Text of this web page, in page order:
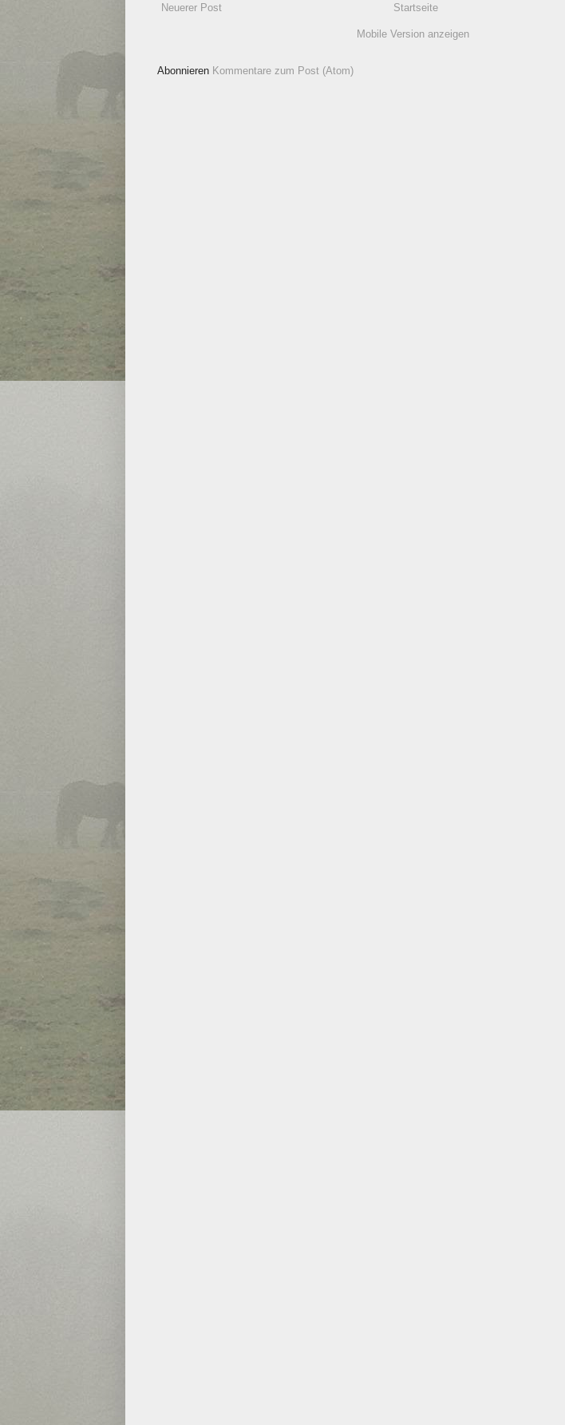
Neuerer Post Startseite
Mobile Version anzeigen
Abonnieren Kommentare zum Post (Atom)